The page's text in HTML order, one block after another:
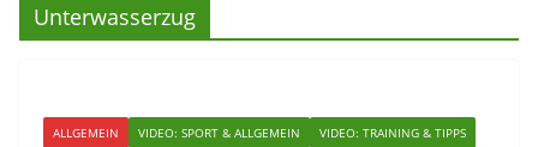
Unterwasserzug
ALLGEMEIN VIDEO: SPORT & ALLGEMEIN VIDEO: TRAINING & TIPPS